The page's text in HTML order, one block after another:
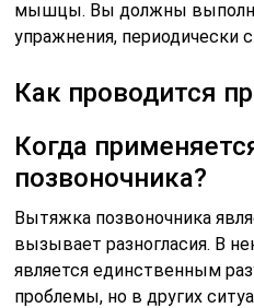
мышцы. Вы должны
упражнения, периодически
Как проводится
Когда
позвоночника?
Вытяжка позвоночника
вызывает разногласия. В
является единственным
проблемы, но в других